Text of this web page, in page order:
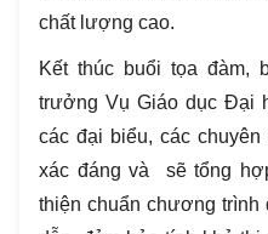
chất lượng cao.
Kết thúc buổi tọa đàm,
trưởng Vụ Giáo dục Đại
các đại biểu, các
xác đáng và sẽ tổng
thiện chuẩn chương trình